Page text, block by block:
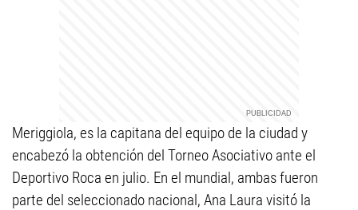
Meriggiola, es la capitana del equipo de la ciudad y
encabezó la obtención del Torneo Asociativo ante el
Deportivo Roca en julio. En el mundial, ambas fueron
parte del seleccionado nacional, Ana Laura visitó la